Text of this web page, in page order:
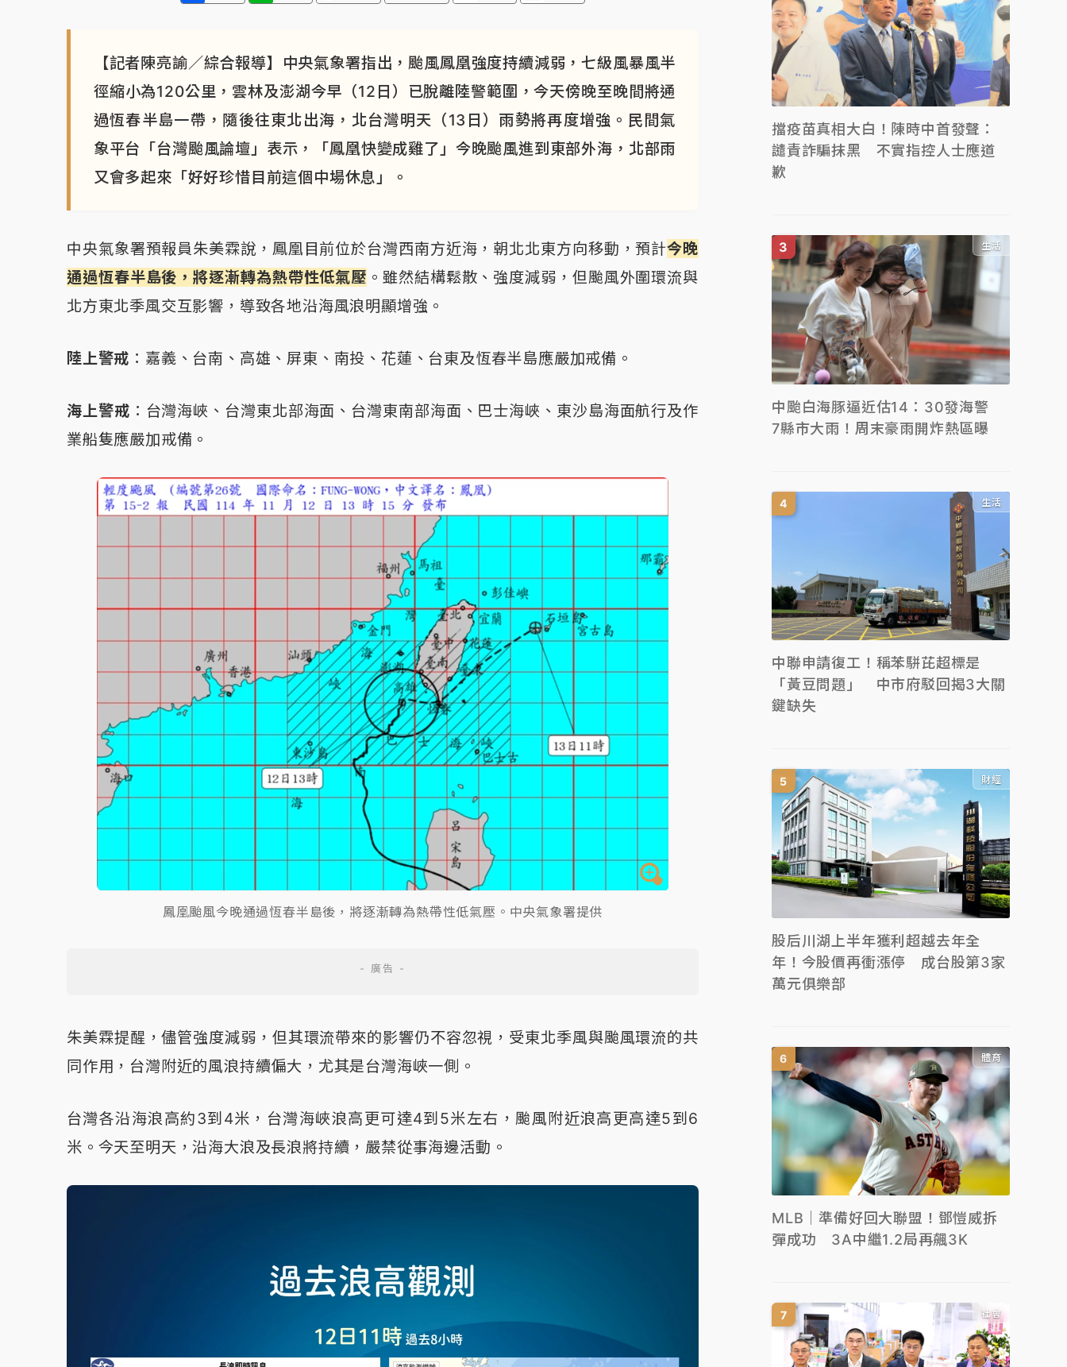
【記者陳亮諭／綜合報導】中央氣象署指出，颱風鳳凰強度持續減弱，七級風暴風半
徑縮小為120公里，雲林及澎湖今早（12日）已脫離陸警範圍，今天傍晚至晚間將通
過恆春半島一帶，隨後往東北出海，北台灣明天（13日）雨勢將再度增強。民間氣
象平台「台灣颱風論壇」表示，「鳳凰快變成雞了」今晚颱風進到東部外海，北部雨
又會多起來「好好珍惜目前這個中場休息」。
中央氣象署預報員朱美霖說，鳳凰目前位於台灣西南方近海，朝北北東方向移動，預計今晚
通過恆春半島後，將逐漸轉為熱帶性低氣壓 。雖然結構鬆散、強度減弱，但颱風外圍環流與
北方東北季風交互影響，導致各地沿海風浪明顯增強。
陸上警戒 ：嘉義、台南、高雄、屏東、南投、花蓮、台東及恆春半島應嚴加戒備。
海上警戒 ：台灣海峽、台灣東北部海面、台灣東南部海面、巴士海峽、東沙島海面航行及作
業船隻應嚴加戒備。
鳳凰颱風今晚通過恆春半島後，將逐漸轉為熱帶性低氣壓。中央氣象署提供
朱美霖提醒，儘管強度減弱，但其環流帶來的影響仍不容忽視，受東北季風與颱風環流的共
同作用，台灣附近的風浪持續偏大，尤其是台灣海峽一側。
台灣各沿海浪高約3到4米，台灣海峽浪高更可達4到5米左右，颱風附近浪高更高達5到6
米。今天至明天，沿海大浪及長浪將持續，嚴禁從事海邊活動。
擋疫苗真相大白！陳時中首發聲：
譴責詐騙抹黑 不實指控人士應道
歉
生活
中颱白海豚逼近估14：30發海警
7縣市大雨！周末豪雨開炸熱區曝
生活
中聯申請復工！稱苯駢芘超標是
「黃豆問題」 中市府駁回揭3大關
鍵缺失
財經
股后川湖上半年獲利超越去年全
年！今股價再衝漲停 成台股第3家
萬元俱樂部
體育
MLB｜準備好回大聯盟！鄧愷威拆
彈成功 3A中繼1.2局再飆3K
社會